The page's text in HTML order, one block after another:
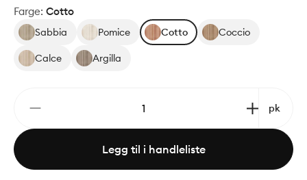
Farge: Cotto
Sabbia Pomice Cotto Coccio
Calce Argilla
pk
Legg til i handleliste